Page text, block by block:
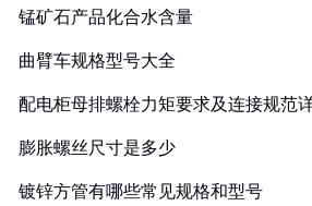
锰矿石产品化合水含量
曲臂车规格型号大全
配电柜母排螺栓力矩要求及连接规范
膨胀螺丝尺寸是多少
镀锌方管有哪些常见规格和型号